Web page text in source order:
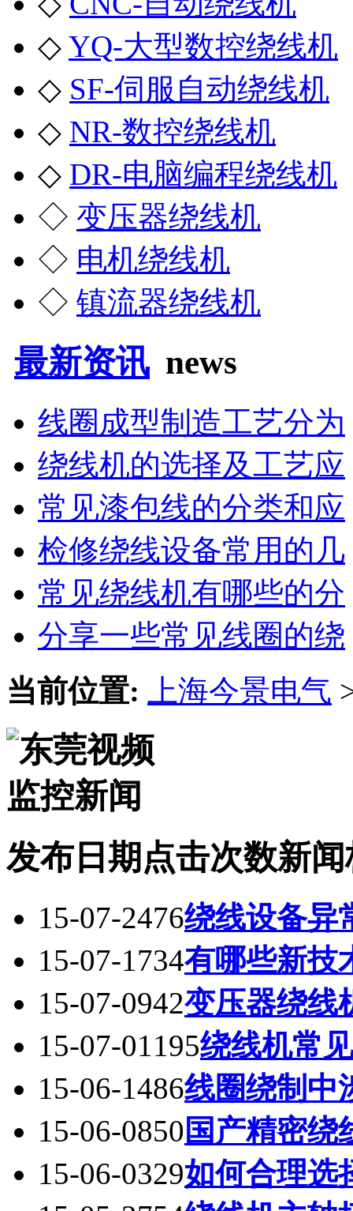
◇ YQ-大型数控绕线机
◇ SF-伺服自动绕线机
◇ NR-数控绕线机
◇ DR-电脑编程绕线机
◇ 变压器绕线机
◇ 电机绕线机
◇ 镇流器绕线机
最新资讯 news
线圈成型制造工艺分为
绕线机的选择及工艺应
常见漆包线的分类和应
检修绕线设备常用的几
常见绕线机有哪些的分
分享一些常见线圈的绕
当前位置:
上海今景电气
发布日期 点击次数新
15-07-2476绕线设备异
15-07-1734有哪些新技
15-07-0942变压器绕线
15-07-01195绕线机常
15-06-1486线圈绕制中
15-06-0850 国产精密绕
15-06-0329如何合理选